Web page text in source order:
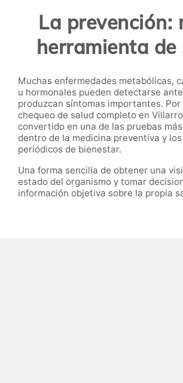
La prevención:
herramienta de
Muchas enfermedades metabólicas,
u hormonales pueden detectarse
produzcan síntomas importantes. Por
chequeo de salud completo en
convertido en una de las pruebas
dentro de la medicina preventiva y
periódicos de bienestar.
Una forma sencilla de obtener una
estado del organismo y tomar
información objetiva sobre la propia